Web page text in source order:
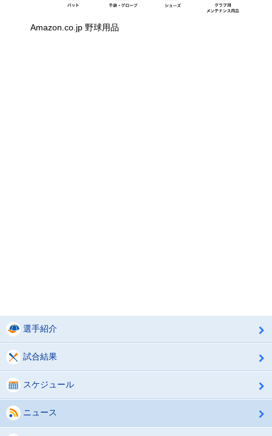
Amazon.co.jp 野球用品
選手紹介
試合結果
スケジュール
ニュース